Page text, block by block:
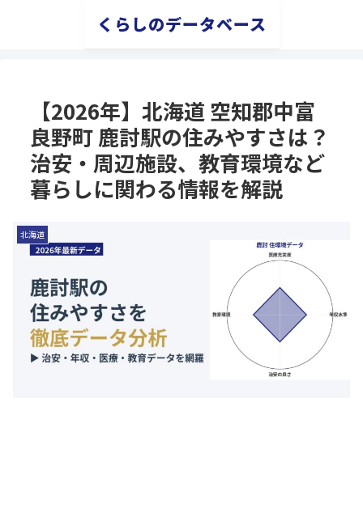
くらしのデータベース
【2026年】北海道 空知郡中富
良野町 鹿討駅の住みやすさは？
治安・周辺施設、教育環境など
暮らしに関わる情報を解説
北海道